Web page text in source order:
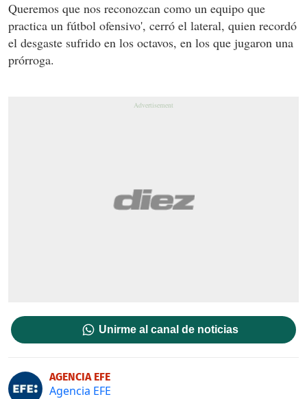
Queremos que nos reconozcan como un equipo que
practica un fútbol ofensivo', cerró el lateral, quien recordó
el desgaste sufrido en los octavos, en los que jugaron una
prórroga.
Unirme al canal de noticias
AGENCIA EFE
Agencia EFE